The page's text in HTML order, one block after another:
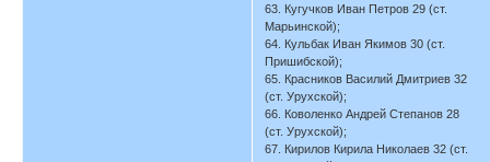
63. Кугучков Иван Петров 29 (ст.
Марьинской);
64. Кульбак Иван Якимов 30 (ст.
Пришибской);
65. Красников Василий Дмитриев 32
(ст. Урухской);
66. Коволенко Андрей Степанов 28
(ст. Урухской);
67. Кирилов Кирила Николаев 32 (ст.